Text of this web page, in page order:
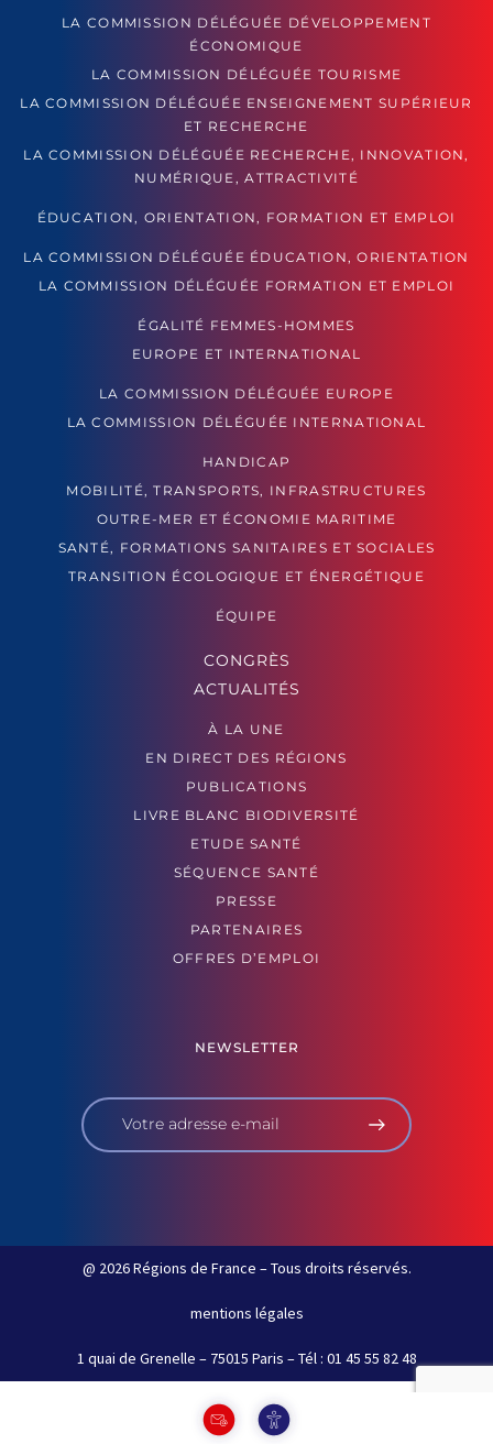
LA COMMISSION DÉLÉGUÉE DÉVELOPPEMENT
ÉCONOMIQUE
LA COMMISSION DÉLÉGUÉE TOURISME
LA COMMISSION DÉLÉGUÉE ENSEIGNEMENT SUPÉRIEUR
ET RECHERCHE
LA COMMISSION DÉLÉGUÉE RECHERCHE, INNOVATION,
NUMÉRIQUE, ATTRACTIVITÉ
ÉDUCATION, ORIENTATION, FORMATION ET EMPLOI
LA COMMISSION DÉLÉGUÉE ÉDUCATION, ORIENTATION
LA COMMISSION DÉLÉGUÉE FORMATION ET EMPLOI
ÉGALITÉ FEMMES-HOMMES
EUROPE ET INTERNATIONAL
LA COMMISSION DÉLÉGUÉE EUROPE
LA COMMISSION DÉLÉGUÉE INTERNATIONAL
HANDICAP
MOBILITÉ, TRANSPORTS, INFRASTRUCTURES
OUTRE-MER ET ÉCONOMIE MARITIME
SANTÉ, FORMATIONS SANITAIRES ET SOCIALES
TRANSITION ÉCOLOGIQUE ET ÉNERGÉTIQUE
ÉQUIPE
CONGRÈS
ACTUALITÉS
À LA UNE
EN DIRECT DES RÉGIONS
PUBLICATIONS
LIVRE BLANC BIODIVERSITÉ
ETUDE SANTÉ
SÉQUENCE SANTÉ
PRESSE
PARTENAIRES
OFFRES D’EMPLOI
NEWSLETTER
@ 2026 Régions de France – Tous droits réservés.
mentions légales
1 quai de Grenelle – 75015 Paris – Tél : 01 45 55 82 48